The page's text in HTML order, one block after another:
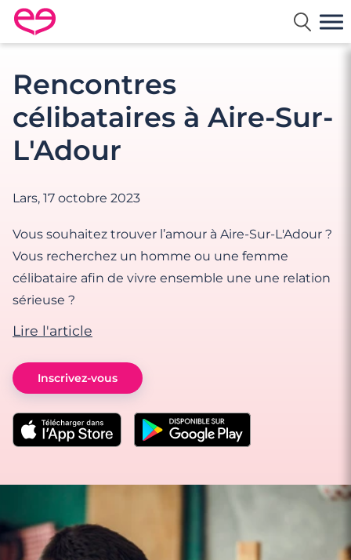
Rencontre en France avec Meetic
Rencontres
célibataires à Aire-Sur-
L'Adour
Lars, 17 octobre 2023
Vous souhaitez trouver l’amour à Aire-Sur-L'Adour ?
Vous recherchez un homme ou une femme
célibataire afin de vivre ensemble une une relation
sérieuse ?
Lire l'article
Inscrivez-vous